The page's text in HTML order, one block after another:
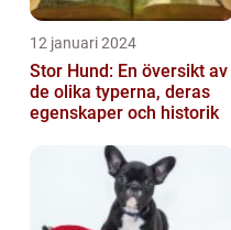
12 januari 2024
Stor Hund: En översikt av
de olika typerna, deras
egenskaper och historik